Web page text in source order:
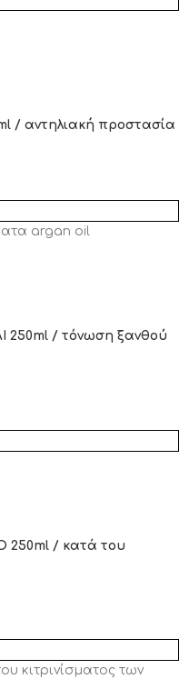
/ αντηλιακή προστασία
argan oil
/ τόνωση ξανθού
250ml / κατά του
κιτρινίσματος των